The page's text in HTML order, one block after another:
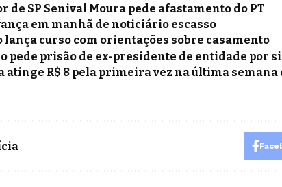
de SP Senival Moura pede afastamento do PT
em manhã de noticiário escasso
lança curso com orientações sobre casamento
pede prisão de ex-presidente de entidade por
atinge R$ 8 pela primeira vez na última